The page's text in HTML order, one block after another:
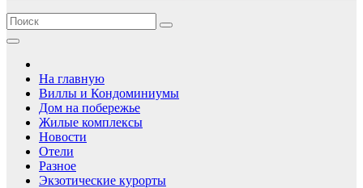
На главную
Виллы и Кондоминиумы
Дом на побережье
Жилые комплексы
Новости
Отели
Разное
Экзотические курорты